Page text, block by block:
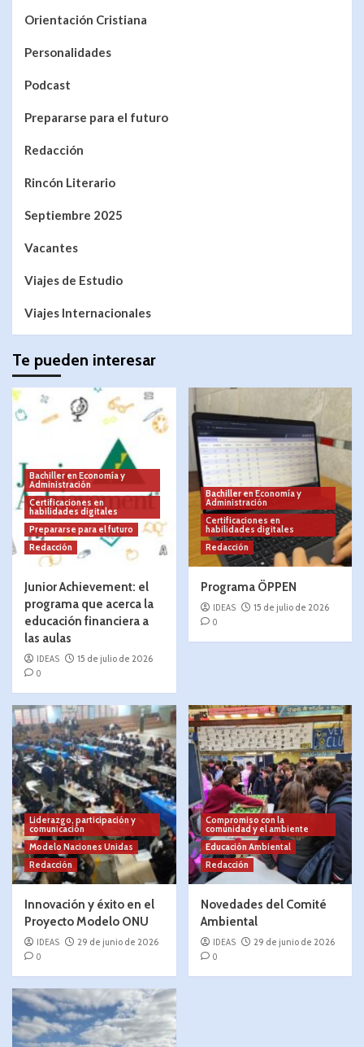
Orientación Cristiana
Personalidades
Podcast
Prepararse para el futuro
Redacción
Rincón Literario
Septiembre 2025
Vacantes
Viajes de Estudio
Viajes Internacionales
Te pueden interesar
Bachiller en Economía y
Administración
Certificaciones en
habilidades digitales
Prepararse para el futuro
Redacción
Junior Achievement: el
programa que acerca la
educación financiera a
las aulas
IDEAS
15 de julio de 2026
0
Bachiller en Economía y
Administración
Certificaciones en
habilidades digitales
Redacción
Programa ÖPPEN
IDEAS
15 de julio de 2026
0
Liderazgo, participación y
comunicación
Modelo Naciones Unidas
Redacción
Innovación y éxito en el
Proyecto Modelo ONU
IDEAS
29 de junio de 2026
0
Compromiso con la
comunidad y el ambiente
Educación Ambiental
Redacción
Novedades del Comité
Ambiental
IDEAS
29 de junio de 2026
0